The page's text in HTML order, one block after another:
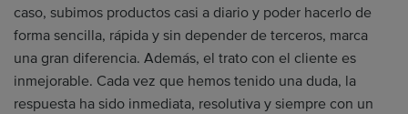
caso, subimos productos casi a diario y poder hacerlo de
forma sencilla, rápida y sin depender de terceros, marca
una gran diferencia. Además, el trato con el cliente es
inmejorable. Cada vez que hemos tenido una duda, la
respuesta ha sido inmediata, resolutiva y siempre con un